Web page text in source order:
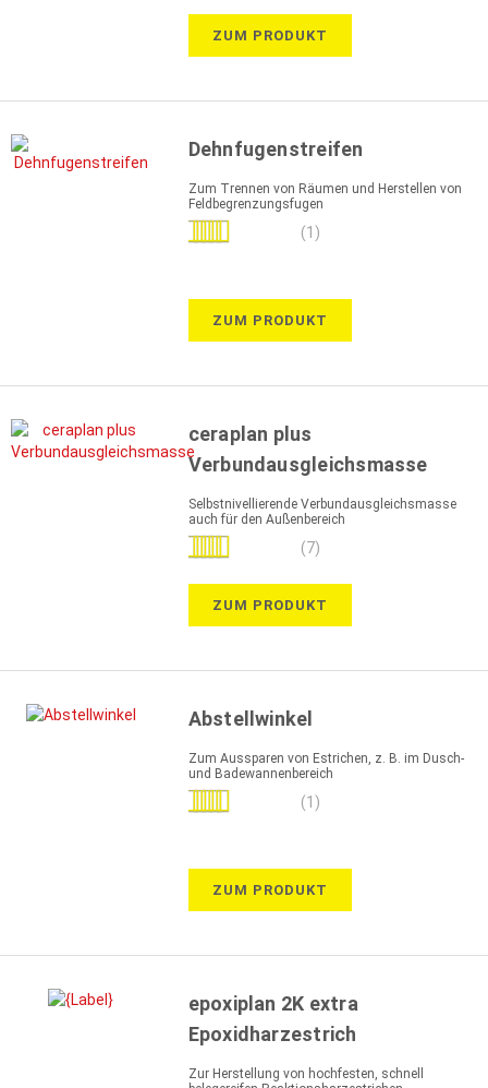
ZUM PRODUKT
Dehnfugenstreifen
Zum Trennen von Räumen und Herstellen von
Feldbegrenzungsfugen
Bewertung:
(1)
ZUM PRODUKT
ceraplan plus
Verbundausgleichsmasse
Selbstnivellierende Verbundausgleichsmasse
auch für den Außenbereich
Bewertung:
(7)
ZUM PRODUKT
Abstellwinkel
Zum Aussparen von Estrichen, z. B. im Dusch-
und Badewannenbereich
Bewertung:
(1)
ZUM PRODUKT
epoxiplan 2K extra
Epoxidharzestrich
Zur Herstellung von hochfesten, schnell